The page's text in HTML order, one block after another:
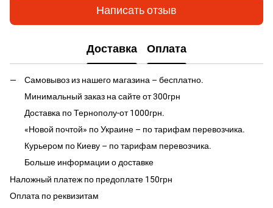
Написать отзыв
Доставка Оплата
Самовывоз из нашего магазина – бесплатно.
Минимальный заказ на сайте от 300грн
Доставка по Тернополу-от 1000грн.
«Новой почтой» по Украине – по тарифам перевозчика.
Курьером по Киеву – по тарифам перевозчика.
Больше информации о доставке
Наложный платеж по предоплате 150грн
Оплата по реквизитам